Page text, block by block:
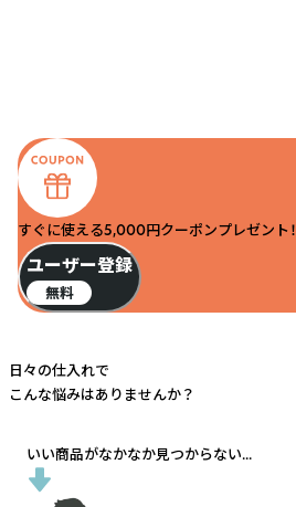
すぐに使える5,000円クーポンプレゼント！
ユーザー登録
無料
日々の仕入れで
こんな悩みはありませんか？
いい商品がなかなか見つからない...